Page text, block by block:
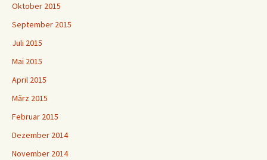
Oktober 2015
September 2015
Juli 2015
Mai 2015
April 2015
März 2015
Februar 2015
Dezember 2014
November 2014